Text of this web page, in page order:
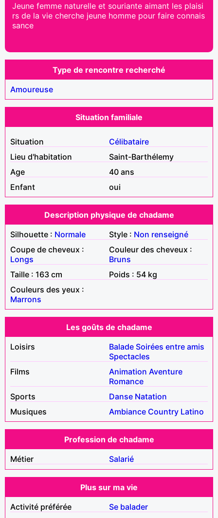
Jeune femme naturelle et souriante aimant les plaisi
rs de la vie cherche jeune homme pour faire connais
sance
Type de rencontre recherché
Amoureuse
Situation familiale
Situation
Célibataire
Lieu d'habitation
Saint-Barthélemy
Age
40 ans
Enfant
oui
Description physique de chadame
Silhouette : Normale Style : Non renseigné
Coupe de cheveux :
Longs
Couleur des cheveux :
Bruns
Taille : 163 cm
Poids : 54 kg
Couleurs des yeux :
Marrons
Les goûts de chadame
Loisirs
Balade Soirées entre amis
Spectacles
Films
Animation Aventure
Romance
Sports
Danse Natation
Musiques
Ambiance Country Latino
Profession de chadame
Métier
Salarié
Plus sur ma vie
Activité préférée
Se balader